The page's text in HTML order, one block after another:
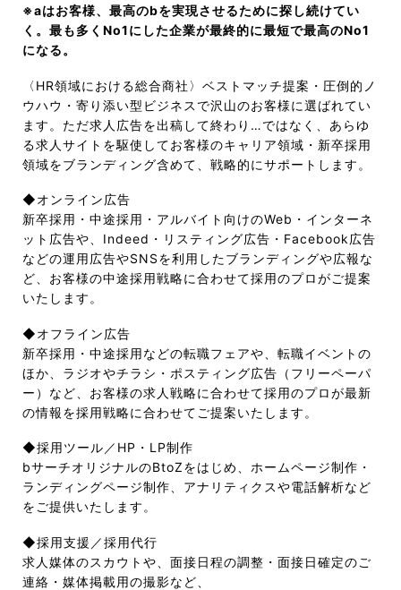
※aはお客様、最高のbを実現させるために探し続けてい
く。最も多くNo1にした企業が最終的に最短で最高のNo1
になる。
〈HR領域における総合商社〉ベストマッチ提案・圧倒的ノ
ウハウ・寄り添い型ビジネスで沢山のお客様に選ばれてい
ます。ただ求人広告を出稿して終わり…ではなく、あらゆ
る求人サイトを駆使してお客様のキャリア領域・新卒採用
領域をブランディング含めて、戦略的にサポートします。
◆オンライン広告
新卒採用・中途採用・アルバイト向けのWeb・インターネ
ット広告や、Indeed・リスティング広告・Facebook広告
などの運用広告やSNSを利用したブランディングや広報な
ど、お客様の中途採用戦略に合わせて採用のプロがご提案
いたします。
◆オフライン広告
新卒採用・中途採用などの転職フェアや、転職イベントの
ほか、ラジオやチラシ・ポスティング広告（フリーペーパ
ー）など、お客様の求人戦略に合わせて採用のプロが最新
の情報を採用戦略に合わせてご提案いたします。
◆採用ツール／HP・LP制作
bサーチオリジナルのBtoZをはじめ、ホームページ制作・
ランディングページ制作、アナリティクスや電話解析など
をご提供いたします。
◆採用支援／採用代行
求人媒体のスカウトや、面接日程の調整・面接日確定のご
連絡・媒体掲載用の撮影など、